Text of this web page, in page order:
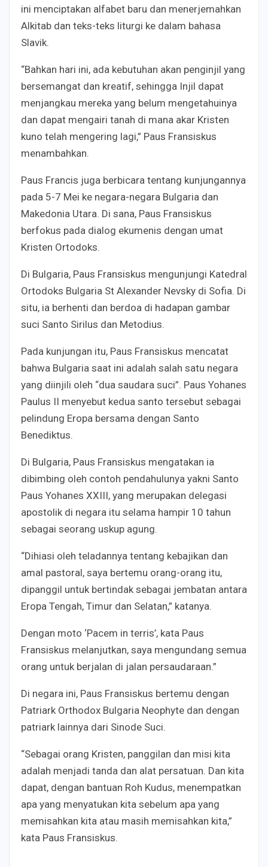
ini menciptakan alfabet baru dan menerjemahkan
Alkitab dan teks-teks liturgi ke dalam bahasa
Slavik.
“Bahkan hari ini, ada kebutuhan akan penginjil yang
bersemangat dan kreatif, sehingga Injil dapat
menjangkau mereka yang belum mengetahuinya
dan dapat mengairi tanah di mana akar Kristen
kuno telah mengering lagi,” Paus Fransiskus
menambahkan.
Paus Francis juga berbicara tentang kunjungannya
pada 5-7 Mei ke negara-negara Bulgaria dan
Makedonia Utara. Di sana, Paus Fransiskus
berfokus pada dialog ekumenis dengan umat
Kristen Ortodoks.
Di Bulgaria, Paus Fransiskus mengunjungi Katedral
Ortodoks Bulgaria St Alexander Nevsky di Sofia. Di
situ, ia berhenti dan berdoa di hadapan gambar
suci Santo Sirilus dan Metodius.
Pada kunjungan itu, Paus Fransiskus mencatat
bahwa Bulgaria saat ini adalah salah satu negara
yang diinjili oleh “dua saudara suci”. Paus Yohanes
Paulus II menyebut kedua santo tersebut sebagai
pelindung Eropa bersama dengan Santo
Benediktus.
Di Bulgaria, Paus Fransiskus mengatakan ia
dibimbing oleh contoh pendahulunya yakni Santo
Paus Yohanes XXIII, yang merupakan delegasi
apostolik di negara itu selama hampir 10 tahun
sebagai seorang uskup agung.
“Dihiasi oleh teladannya tentang kebajikan dan
amal pastoral, saya bertemu orang-orang itu,
dipanggil untuk bertindak sebagai jembatan antara
Eropa Tengah, Timur dan Selatan,” katanya.
Dengan moto ‘Pacem in terris’, kata Paus
Fransiskus melanjutkan, saya mengundang semua
orang untuk berjalan di jalan persaudaraan.”
Di negara ini, Paus Fransiskus bertemu dengan
Patriark Orthodox Bulgaria Neophyte dan dengan
patriark lainnya dari Sinode Suci.
“Sebagai orang Kristen, panggilan dan misi kita
adalah menjadi tanda dan alat persatuan. Dan kita
dapat, dengan bantuan Roh Kudus, menempatkan
apa yang menyatukan kita sebelum apa yang
memisahkan kita atau masih memisahkan kita,”
kata Paus Fransiskus.